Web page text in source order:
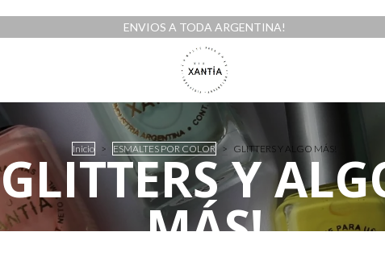
ENVIOS A TODA ARGENTINA!
Inicio > ESMALTES POR COLOR > GLITTERS Y ALGO MÁS!
GLITTERS Y
MÁS!